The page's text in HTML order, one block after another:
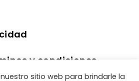
y condiciones
sitio web para brindarle la